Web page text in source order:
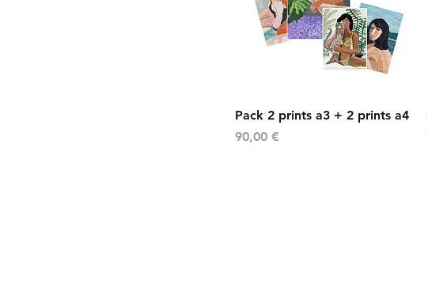
Vista rápida
Pack 2 prints a3 + 2 prints a4
Precio
90,00 €